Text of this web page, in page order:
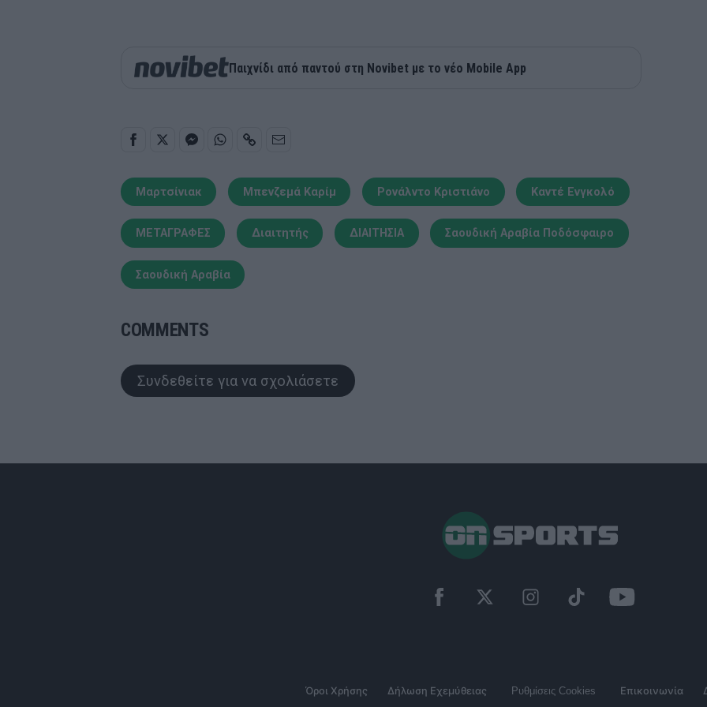
Παιχνίδι από παντού στη Novibet με το νέο Mobile App
Μαρτσίνιακ Μπενζεμά Καρίμ Ρονάλντο Κριστιάνο Καντέ Ενγκολό
ΜΕΤΑΓΡΑΦΕΣ Διαιτητής ΔΙΑΙΤΗΣΙΑ Σαουδική Αραβία Ποδόσφαιρο
Σαουδική Αραβία
COMMENTS
Συνδεθείτε για να σχολιάσετε
Όροι Χρήσης Δήλωση Εχεμύθειας Ρυθμίσεις Cookies Επικοινωνία